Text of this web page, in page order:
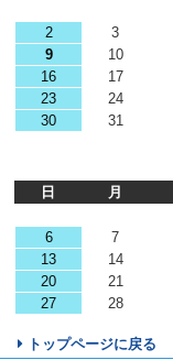
2
3
9
10
16
17
23
24
30
31
日
月
6
7
13
14
20
21
27
28
トップページに戻る